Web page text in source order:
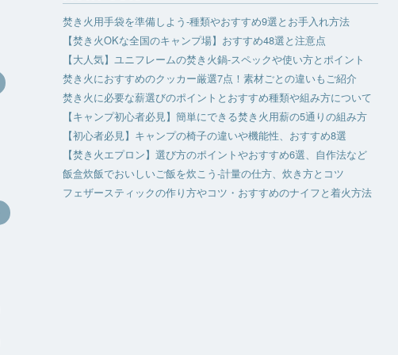
焚き火用手袋を準備しよう-種類やおすすめ9選とお手入れ方法
【焚き火OKな全国のキャンプ場】おすすめ48選と注意点
【大人気】ユニフレームの焚き火鍋-スペックや使い方とポイント
焚き火におすすめのクッカー厳選7点！素材ごとの違いもご紹介
焚き火に必要な薪選びのポイントとおすすめ種類や組み方について
【キャンプ初心者必見】簡単にできる焚き火用薪の5通りの組み方
【初心者必見】キャンプの椅子の違いや機能性、おすすめ8選
【焚き火エプロン】選び方のポイントやおすすめ6選、自作法など
飯盒炊飯でおいしいご飯を炊こう-計量の仕方、炊き方とコツ
フェザースティックの作り方やコツ・おすすめのナイフと着火方法